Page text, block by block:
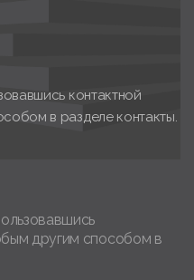
контактной
в разделе контакты.
другим способом в